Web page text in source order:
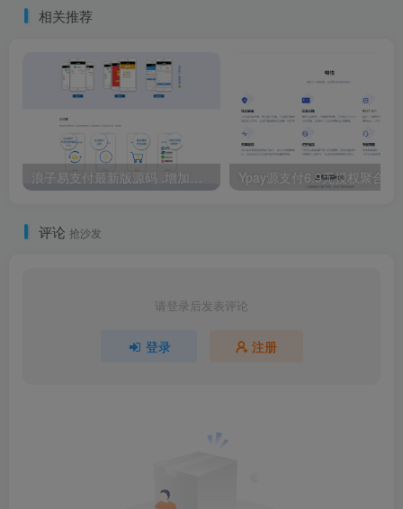
相关推荐
浪子易支付最新版源码 .增加杉德、付呗支付插件
评论 抢沙发
请登录后发表评论
登录 注册